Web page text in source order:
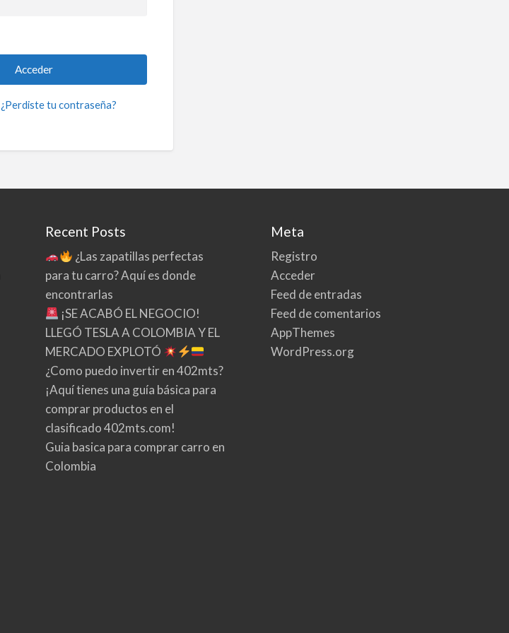
¿Perdiste tu contraseña?
Recent Posts
¿Las zapatillas perfectas
para tu carro? Aquí es donde
encontrarlas
¡SE ACABÓ EL NEGOCIO!
LLEGÓ TESLA A COLOMBIA Y EL
MERCADO EXPLOTÓ
¿Como puedo invertir en 402mts?
¡Aquí tienes una guía básica para
comprar productos en el
clasificado 402mts.com!
Guia basica para comprar carro en
Colombia
Meta
Registro
Acceder
Feed de entradas
Feed de comentarios
AppThemes
WordPress.org